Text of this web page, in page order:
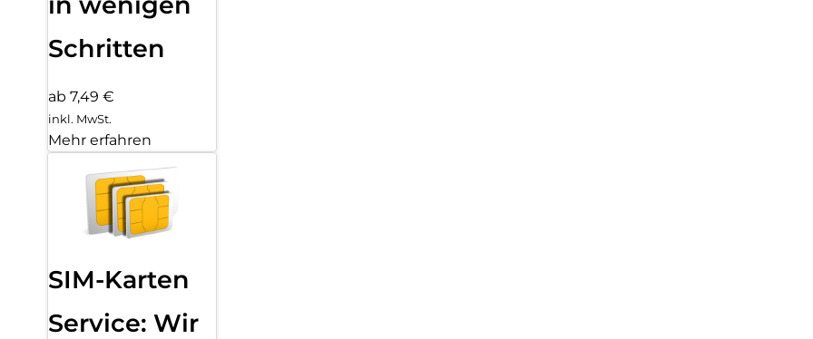
Schritten
ab 7,49 €
inkl. MwSt.
Mehr erfahren
SIM-Karten
Service: Wir